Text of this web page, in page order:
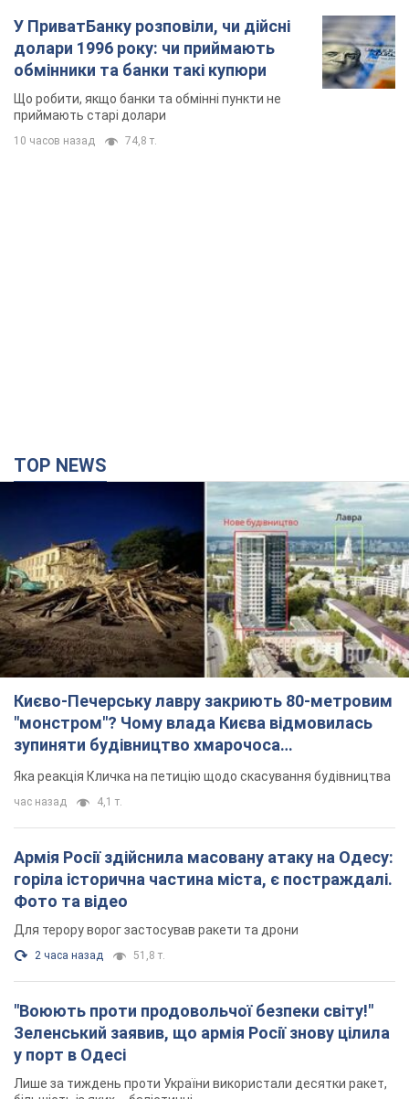
У ПриватБанку розповіли, чи дійсні
долари 1996 року: чи приймають
обмінники та банки такі купюри
Що робити, якщо банки та обмінні пункти не
приймають старі долари
10 часов назад 74,8 т.
TOP NEWS
Києво-Печерську лавру закриють 80-метровим
"монстром"? Чому влада Києва відмовилась
зупиняти будівництво хмарочоса
"московського вірянина"
Яка реакція Кличка на петицію щодо скасування будівництва
час назад 4,1 т.
Армія Росії здійснила масовану атаку на Одесу:
горіла історична частина міста, є постраждалі.
Фото та відео
Для терору ворог застосував ракети та дрони
2 часа назад 51,8 т.
"Воюють проти продовольчої безпеки світу!"
Зеленський заявив, що армія Росії знову цілила
у порт в Одесі
Лише за тиждень проти України використали десятки ракет,